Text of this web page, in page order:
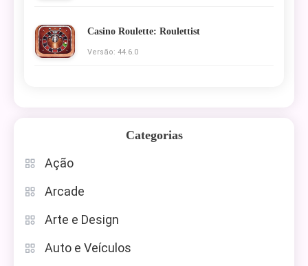
Casino Roulette: Roulettist
Versão: 44.6.0
Categorias
Ação
Arcade
Arte e Design
Auto e Veículos